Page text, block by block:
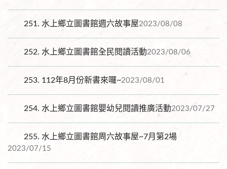
251. 水上鄉立圖書館週六故事屋2023/08/08
252. 水上鄉立圖書館全民閱讀活動2023/08/06
253. 112年8月份新書來囉~2023/08/01
254. 水上鄉立圖書館嬰幼兒閱讀推廣活動2023/07/27
255. 水上鄉立圖書館周六故事屋~7月第2場
2023/07/15